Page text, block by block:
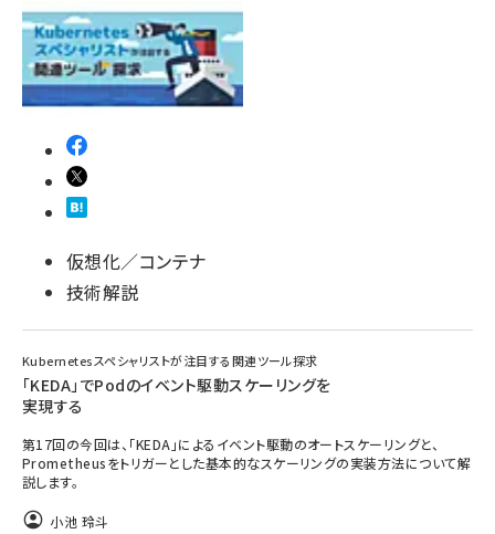
仮想化／コンテナ
技術解説
Kubernetesスペシャリストが注目する関連ツール探求
「KEDA」でPodのイベント駆動スケーリングを
実現する
第17回の今回は、「KEDA」によるイベント駆動のオートスケーリングと、
Prometheusをトリガーとした基本的なスケーリングの実装方法について解
説します。
小池 玲斗